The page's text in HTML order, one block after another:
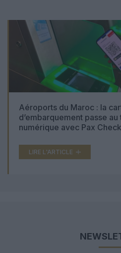
Aéroports du Maroc : la
d’embarquement passe au
numérique avec Pax Check
LIRE L'ARTICLE